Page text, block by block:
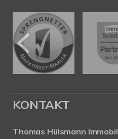
KONTAKT
Thomas Hülsmann